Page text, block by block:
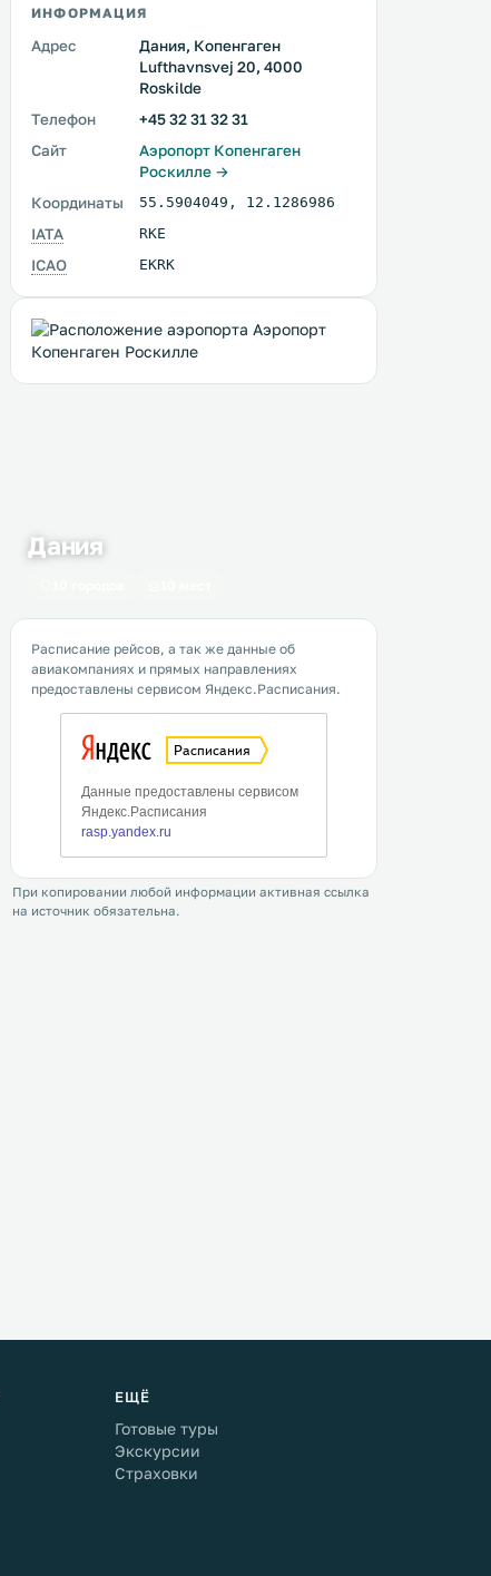
ИНФОРМАЦИЯ
Адрес
Дания, Копенгаген
Lufthavnsvej 20, 4000
Roskilde
Телефон
+45 32 31 32 31
Сайт
Аэропорт Копенгаген
Роскилле →
Координаты
55.5904049 , 12.1286986
IATA RKE
ICAO EKRK
Дания
Расписание рейсов, а так же данные об
авиакомпаниях и прямых направлениях
предоставлены сервисом Яндекс.Расписания.
При копировании любой информации активная ссылка
на источник обязательна.
ЕЩЁ
Готовые туры
Экскурсии
Страховки